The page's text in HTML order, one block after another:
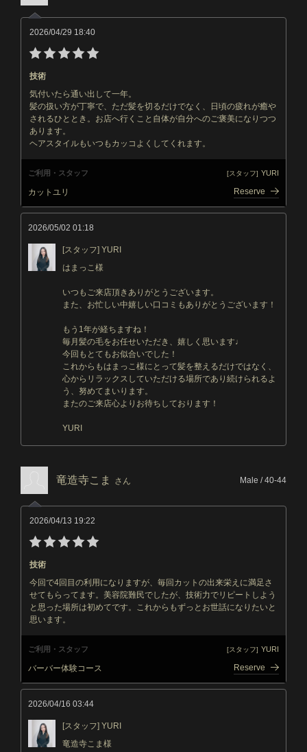
2026/04/29 18:40
技術
気付いたら通い出して一年。
髪の扱い方が丁寧で、ただ髪を切るだけでなく、日頃の疲れが癒や
されるひととき。お店へ行くこと自体が自分へのご褒美になりつつ
あります。
ヘアスタイルもいつもカッコよくしてくれます。
ご利用・スタッフ [スタッフ] YURI
カットユリ Reserve
2026/05/02 01:18
[スタッフ] YURI
はまっこ様
いつもご来店頂きありがとうございます。
また、お忙しい中嬉しい口コミもありがとうございます！
もう1年が経ちますね！
毎月髪の毛をお任せいただき、嬉しく思います♩
今回もとてもお似合いでした！
これからもはまっこ様にとって髪を整えるだけではなく、
心からリラックスしていただける場所であり続けられるよ
う、努めてまいります。
またのご来店心よりお待ちしております！
YURI
竜造寺こま さん Male / 40-44
2026/04/13 19:22
技術
今回で4回目の利用になりますが、毎回カットの出来栄えに満足さ
せてもらってます。美容院難民でしたが、技術力でリピートしよう
と思った場所は初めてです。これからもずっとお世話になりたいと
思います。
ご利用・スタッフ [スタッフ] YURI
バーバー体験コース Reserve
2026/04/16 03:44
[スタッフ] YURI
竜造寺こま様